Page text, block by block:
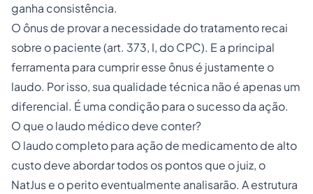
ganha consistência.
O ônus de provar a necessidade do tratamento recai
sobre o paciente (art. 373, I, do CPC). E a principal
ferramenta para cumprir esse ônus é justamente o
laudo. Por isso, sua qualidade técnica não é apenas um
diferencial. É uma condição para o sucesso da ação.
O que o laudo médico deve conter?
O laudo completo para ação de medicamento de alto
custo deve abordar todos os pontos que o juiz, o
NatJus e o perito eventualmente analisarão. A estrutura